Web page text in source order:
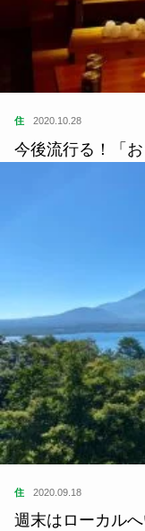
住 2020.10.28
今後流行る！「お
住 2020.09.18
週末はローカル